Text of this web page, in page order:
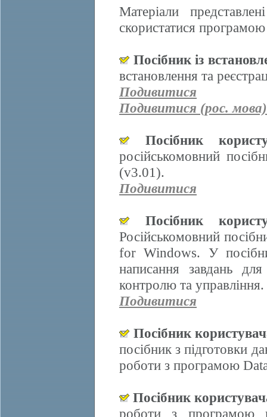
Матеріали
скористатися
Посібник із
встановлення та
Подивитися
Подивитися (рос. мова)
Посібник
російськомовний
(v3.01).
Подивитися
Посібник
Російськомовний
for Windows. У
написання завдань
контролю та управління.
Подивитися
Посібник
посібник з підготовки
роботи з програмою
Посібник
роботи з програмою